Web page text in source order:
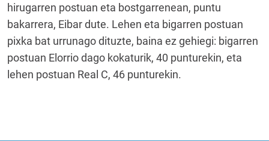
hirugarren postuan eta bostgarrenean, puntu
bakarrera, Eibar dute. Lehen eta bigarren postuan
pixka bat urrunago dituzte, baina ez gehiegi: bigarren
postuan Elorrio dago kokaturik, 40 punturekin, eta
lehen postuan Real C, 46 punturekin.